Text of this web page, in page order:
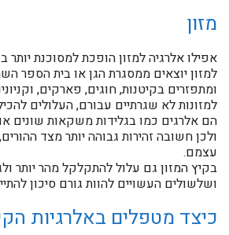
מזון
אפילו אלרגיה למזון הופכת למסוכנת יותר
למזון יוצאים ממסגרת הגן או בית הספר
ומתפזרים בקיטנות, חוגים, פארקים,
למזונות לא שגרתיים עבורם, העלולים
הם אלרגים כמו בגלידות משקאות שונים
ולכן חשובה זהירות גבוהה יותר מצד
עצמם.
בקיץ המזון גם עלול להתקלקל מהר יותר
ושלשולים העשויים להוות גורם סיכון
כיצד מטפלים באלרגיות